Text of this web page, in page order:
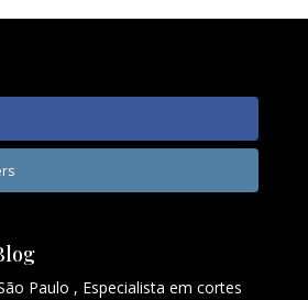
Paulo , Especialista em cortes